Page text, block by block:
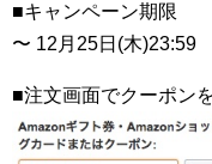
■キャンペーン期限
〜 12月25日(木)23:59
■注文画面でクーポン